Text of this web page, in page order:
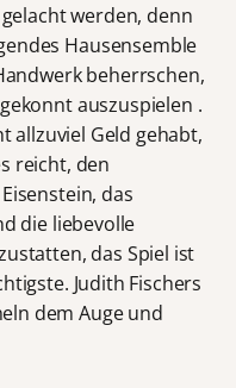
werden, denn
Hausensemble
beherrschen,
auszuspielen .
allzuviel Geld gehabt,
reicht, den
das
die liebevolle
das Spiel ist
Judith Fischers
dem Auge und